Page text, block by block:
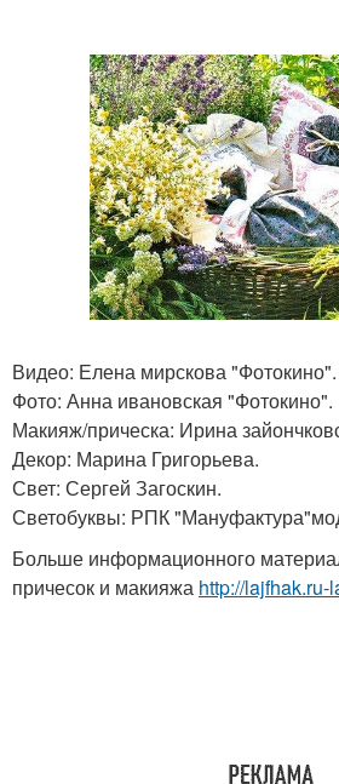
Видео: Елена мирскова "Фотокино".
Фото: Анна ивановская "Фотокино".
Макияж/прическа: Ирина
Декор: Марина Григорьева.
Свет: Сергей Загоскин.
Светобуквы: РПК
Больше информационного
причесок и макияжа http://lajfhak.ru-